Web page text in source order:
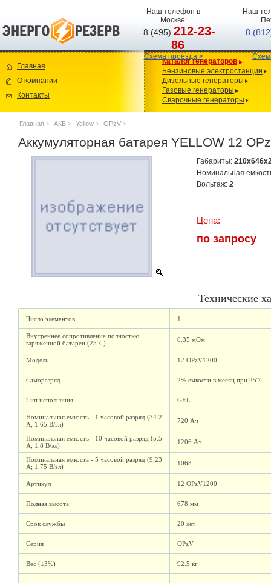
Наш телефон в
Москве:
8 (495)212-23-
86
Схема проезда >
Наш
8
Главная
О компании
Контакты
Каталог генераторов
Бензиновые электростанции
Дизельные генераторы
Газовые генераторы
Сварочные генераторы
Главная > АКБ > Yellow > OPzV >
Аккумуляторная батарея YELLOW 12
Габариты:
Номинальная
Вольтаж: 2
Цена:
по запросу
Технические
Число элементов 1
Внутреннее сопротивление полностью
заряженной батареи (25°C)
0.35 мОм
Модель 12 OPzV1200
Саморазряд 2% емкости в месяц при 25°C
Тип исполнения GEL
Номинальная емкость - 1 часовой разряд (34.2
А; 1.65 В/эл)
720 Ач
Номинальная емкость - 10 часовой разряд (5.5
А; 1.8 В/эл)
1206 Ач
Номинальная емкость - 5 часовой разряд (9.23
А; 1.75 В/эл)
1068
Артикул 12 OPzV1200
Полная высота 678 мм
Срок службы 20 лет
Серия OPzV
Вес (±3%) 92.5 кг